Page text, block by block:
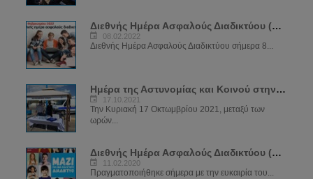
Διεθνής Ημέρα Ασφαλούς Διαδικτύου (SID) 2022
08.02.2022
Διεθνής Ημέρα Ασφαλούς Διαδικτύου σήμερα 8...
Ημέρα της Αστυνομίας και Κοινού στην Αγία Νάπα
17.10.2021
Την Κυριακή 17 Οκτωμβρίου 2021, μεταξύ των
ωρών...
Διεθνής Ημέρα Ασφαλούς Διαδικτύου (SID) 2020
11.02.2020
Πραγματοποιήθηκε σήμερα με την ευκαιρία του...